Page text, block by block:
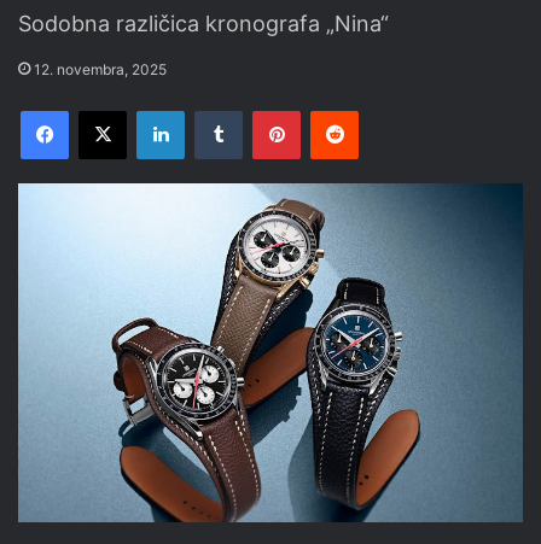
Sodobna različica kronografa „Nina“
12. novembra, 2025
Facebook
X LinkedInTumblr PinterestReddit